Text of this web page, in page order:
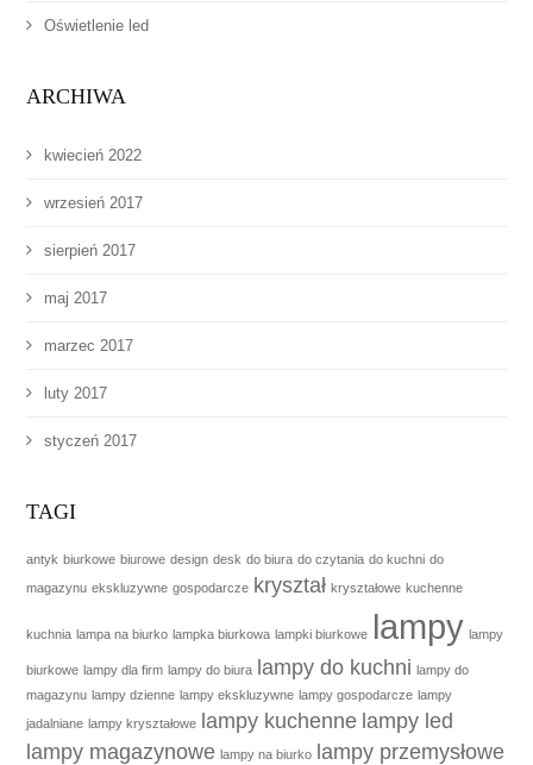
Oświetlenie led
ARCHIWA
kwiecień 2022
wrzesień 2017
sierpień 2017
maj 2017
marzec 2017
luty 2017
styczeń 2017
TAGI
antyk biurkowe biurowe design desk do biura do czytania do kuchni do
magazynu ekskluzywne gospodarcze kryształ kryształowe kuchenne
kuchnia lampa na biurko lampka biurkowa lampki biurkowe lampy lampy
biurkowe lampy dla firm lampy do biura lampy do kuchni lampy do
magazynu lampy dzienne lampy ekskluzywne lampy gospodarcze lampy
jadalniane lampy kryształowe lampy kuchenne lampy led
lampy magazynowe lampy na biurko lampy przemysłowe